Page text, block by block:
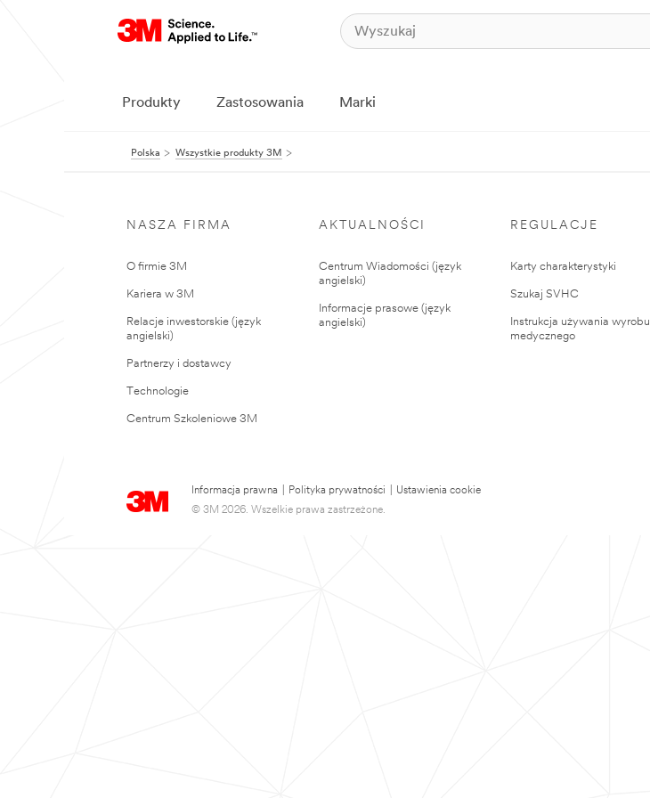
Produkty Zastosowania Marki
Polska Wszystkie produkty 3M
NASZA FIRMA
O firmie 3M
Kariera w 3M
Relacje inwestorskie (język
angielski)
Partnerzy i dostawcy
Technologie
Centrum Szkoleniowe 3M
AKTUALNOŚCI
Centrum Wiadomości (język
angielski)
Informacje prasowe (język
angielski)
REGULACJE
Karty charakterystyki
Szukaj SVHC
Instrukcja używania wyrobu
medycznego
Informacja prawna Polityka prywatności
Ustawienia cookie
© 3M 2026. Wszelkie prawa zastrzeżone.